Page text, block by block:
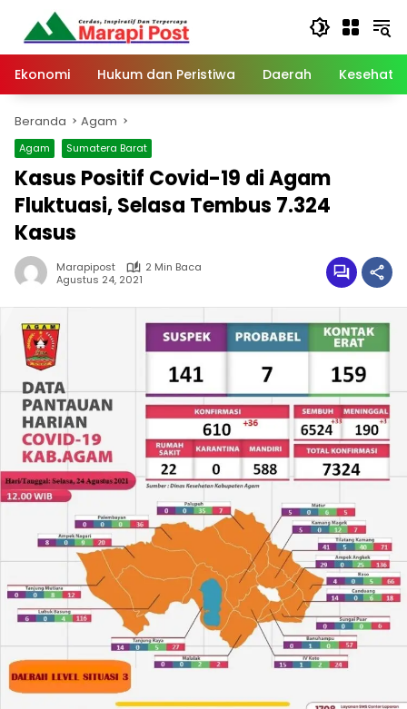
Langsung
konten
Ekonomi
Hukum dan Peristiwa Daerah
Beranda Agam
Agam Sumatera Barat
Kasus Positif Covid-19 di Agam
Fluktuasi, Selasa Tembus 7.324
Kasus
Marapipost
2 Min Baca
Agustus 24, 2021